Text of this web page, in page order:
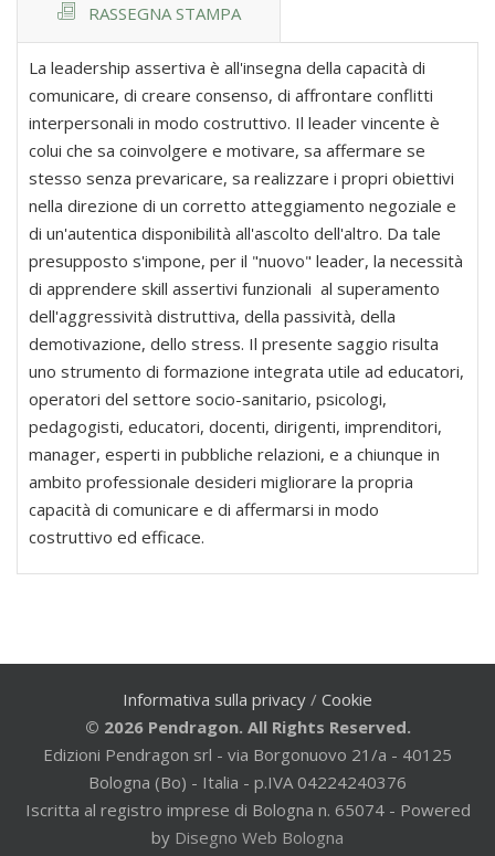
RASSEGNA STAMPA
La leadership assertiva è all'insegna della capacità di
comunicare, di creare consenso, di affrontare conflitti
interpersonali in modo costruttivo. Il leader vincente è
colui che sa coinvolgere e motivare, sa affermare se
stesso senza prevaricare, sa realizzare i propri obiettivi
nella direzione di un corretto atteggiamento negoziale e
di un'autentica disponibilità all'ascolto dell'altro. Da tale
presupposto s'impone, per il "nuovo" leader, la necessità
di apprendere skill assertivi funzionali al superamento
dell'aggressività distruttiva, della passività, della
demotivazione, dello stress. Il presente saggio risulta
uno strumento di formazione integrata utile ad educatori,
operatori del settore socio-sanitario, psicologi,
pedagogisti, educatori, docenti, dirigenti, imprenditori,
manager, esperti in pubbliche relazioni, e a chiunque in
ambito professionale desideri migliorare la propria
capacità di comunicare e di affermarsi in modo
costruttivo ed efficace.
Informativa sulla privacy / Cookie
© 2026 Pendragon. All Rights Reserved.
Edizioni Pendragon srl - via Borgonuovo 21/a - 40125
Bologna (Bo) - Italia - p.IVA 04224240376
Iscritta al registro imprese di Bologna n. 65074 - Powered
by Disegno Web Bologna